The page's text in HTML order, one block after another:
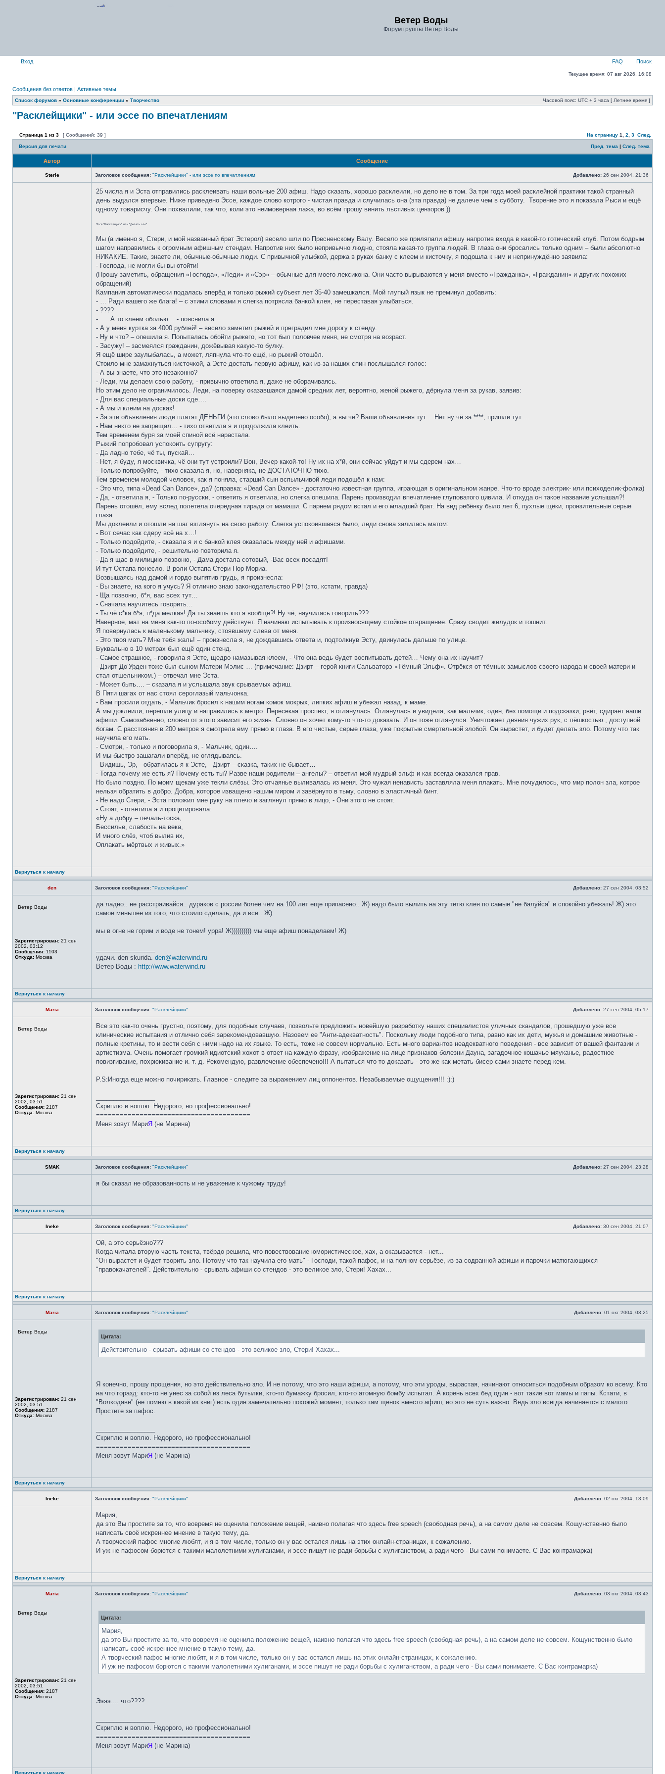
Ветер Воды
Форум группы Ветер Воды
Вход FAQ Поиск
Текущее время: 07 авг 2026, 16:08
Сообщения без ответов | Активные темы
Список форумов » Основные конференции » Творчество Часовой пояс: UTC + 3 часа [ Летнее время ]
"Расклейщики" - или эссе по впечатлениям
Страница 1 из 3 [ Сообщений: 39 ] На страницу 1 2 3 След.
Версия для печати Пред. тема | След. тема
Автор Сообщение
Sterie Заголовок сообщения: "Расклейщики" - или эссе по впечатлениям Добавлено: 26 сен 2004, 21:36
25 числа я и Эста отправились расклеивать наши вольные 200 афиш. Надо сказать, хорошо расклеили, но дело не в том. За три года моей расклейной практики такой странный
день выдался впервые. Ниже приведено Эссе, каждое слово котрого - чистая правда и случилась она (эта правда) не далече чем в субботу. Творение это я показала Рыси и ещё
одному товарисчу. Они похвалили, так что, коли это неимоверная лажа, во всём прошу винить льстивых цензоров ))
Эссе "Расклещики" или "Делать зло"
Мы (а именно я, Стери, и мой названный брат Эстерол) весело шли по Пресненскому Валу. Весело же приляпали афишу напротив входа в какой-то готический клуб. Потом бодрым
шагом направились к огромным афишным стендам. Напротив них было непривычно людно, стояла какая-то группа людей. В глаза они бросались только одним – были абсолютно
НИКАКИЕ. Такие, знаете ли, обычные-обычные люди. С привычной улыбкой, держа в руках банку с клеем и кисточку, я подошла к ним и непринуждённо заявила:
- Господа, не могли бы вы отойти!
(Прошу заметить, обращения «Господа», «Леди» и «Сэр» – обычные для моего лексикона. Они часто вырываются у меня вместо «Гражданка», «Гражданин» и других похожих
обращений)
Кампания автоматически подалась вперёд и только рыжий субъект лет 35-40 замешкался. Мой глупый язык не преминул добавить:
- … Ради вашего же блага! – с этими словами я слегка потрясла банкой клея, не переставая улыбаться.
- ????
- …. А то клеем оболью… - пояснила я.
- А у меня куртка за 4000 рублей! – весело заметил рыжий и преградил мне дорогу к стенду.
- Ну и что? – опешила я. Попыталась обойти рыжего, но тот был половчее меня, не смотря на возраст.
- Засужу! – засмеялся гражданин, дожёвывая какую-то булку.
Я ещё шире заулыбалась, а может, ляпнула что-то ещё, но рыжий отошёл.
Стоило мне замахнуться кисточкой, а Эсте достать первую афишу, как из-за наших спин послышался голос:
- А вы знаете, что это незаконно?
- Леди, мы делаем свою работу, - привычно ответила я, даже не оборачиваясь.
Но этим дело не ограничилось. Леди, на поверку оказавшаяся дамой средних лет, вероятно, женой рыжего, дёрнула меня за рукав, заявив:
- Для вас специальные доски сде….
- А мы и клеим на досках!
- За эти объявления люди платят ДЕНЬГИ (это слово было выделено особо), а вы чё? Ваши объявления тут… Нет ну чё за ****, пришли тут …
- Нам никто не запрещал… - тихо ответила я и продолжила клеить.
Тем временем буря за моей спиной всё нарастала.
Рыжий попробовал успокоить супругу:
- Да ладно тебе, чё ты, пускай…
- Нет, я буду, я москвичка, чё они тут устроили? Вон, Вечер какой-то! Ну их на х*й, они сейчас уйдут и мы сдерем нах…
- Только попробуйте, - тихо сказала я, но, наверняка, не ДОСТАТОЧНО тихо.
Тем временем молодой человек, как я поняла, старший сын вспыльчивой леди подошёл к нам:
- Это что, типа «Dead Can Dance», да? (справка: «Dead Can Dance» - достаточно известная группа, играющая в оригинальном жанре. Что-то вроде электрик- или психоделик-фолка)
- Да, - ответила я, - Только по-русски, - ответить я ответила, но слегка опешила. Парень производил впечатление глуповатого цивила. И откуда он такое название услышал?!
Парень отошёл, ему вслед полетела очередная тирада от мамаши. С парнем рядом встал и его младший брат. На вид ребёнку было лет 6, пухлые щёки, пронзительные серые
глаза.
Мы доклеили и отошли на шаг взглянуть на свою работу. Слегка успокоившаяся было, леди снова залилась матом:
- Вот сечас как сдеру всё на х…!
- Только подойдите, - сказала я и с банкой клея оказалась между ней и афишами.
- Только подойдите, - решительно повторила я.
- Да я щас в милицию позвоню, - Дама достала сотовый, -Вас всех посадят!
И тут Остапа понесло. В роли Остапа Стери Нор Мориа.
Возвышаясь над дамой и гордо выпятив грудь, я произнесла:
- Вы знаете, на кого я учусь? Я отлично знаю законодательство РФ! (это, кстати, правда)
- Ща позвоню, б*я, вас всех тут…
- Сначала научитесь говорить…
- Ты чё с*ка б*я, п*да мелкая! Да ты знаешь кто я вообще?! Ну чё, научилась говорить???
Наверное, мат на меня как-то по-особому действует. Я начинаю испытывать к произносящему стойкое отвращение. Сразу сводит желудок и тошнит.
Я повернулась к маленькому мальчику, стоявшему слева от меня.
- Это твоя мать? Мне тебя жаль! – произнесла я, не дождавшись ответа и, подтолкнув Эсту, двинулась дальше по улице.
Буквально в 10 метрах был ещё один стенд.
- Самое страшное, - говорила я Эсте, щедро намазывая клеем, - Что она ведь будет воспитывать детей… Чему она их научит?
- Дзирт До’Урден тоже был сыном Матери Мэлис … (примечание: Дзирт – герой книги Сальваторэ «Тёмный Эльф». Отрёкся от тёмных замыслов своего народа и своей матери и
стал отшельником.) – отвечал мне Эста.
- Может быть…. – сказала я и услышала звук срываемых афиш.
В Пяти шагах от нас стоял сероглазый мальчонка.
- Вам просили отдать, - Мальчик бросил к нашим ногам комок мокрых, липких афиш и убежал назад, к маме.
А мы доклеили, перешли улицу и направились к метро. Пересекая проспект, я оглянулась. Оглянулась и увидела, как мальчик, один, без помощи и подсказки, рвёт, сдирает наши
афиши. Самозабвенно, словно от этого зависит его жизнь. Словно он хочет кому-то что-то доказать. И он тоже оглянулся. Уничтожает деяния чужих рук, с лёшкостью., доступной
богам. С расстояния в 200 метров я смотрела ему прямо в глаза. В его чистые, серые глаза, уже покрытые смертельной злобой. Он вырастет, и будет делать зло. Потому что так
научила его мать.
- Смотри, - только и поговорила я, - Мальчик, один….
И мы быстро зашагали вперёд, не оглядываясь.
- Видишь, Эр, - обратилась я к Эсте, - Дзирт – сказка, таких не бывает…
- Тогда почему же есть я? Почему есть ты? Разве наши родители – ангелы? – ответил мой мудрый эльф и как всегда оказался прав.
Но было поздно. По моим щекам уже текли слёзы. Это отчаянье выливалась из меня. Это чужая ненависть заставляла меня плакать. Мне почудилось, что мир полон зла, котрое
нельзя обратить в добро. Добра, которое изващено нашим миром и завёрнуто в тьму, словно в эластичный бинт.
- Не надо Стери, - Эста положил мне руку на плечо и заглянул прямо в лицо, - Они этого не стоят.
- Стоят, - ответила я и процитировала:
«Ну а добру – печаль-тоска,
Бессилье, слабость на века,
И много слёз, чтоб вылив их,
Оплакать мёртвых и живых.»
Вернуться к началу
den Заголовок сообщения: "Расклейщики" Добавлено: 27 сен 2004, 03:52
Ветер Воды
Зарегистрирован: 21 сен
2002, 03:12
Сообщения: 1103
Откуда: Москва
да ладно.. не расстраивайся.. дураков с россии более чем на 100 лет еще припасено.. Ж) надо было вылить на эту тетю клея по самые "не балуйся" и спокойно убежать! Ж) это
самое меньшее из того, что стоило сделать, да и все.. Ж)
мы в огне не горим и воде не тонем! урра! Ж)))))))))) мы еще афиш понаделаем! Ж)
удачи. den skurida. den@waterwind.ru
Ветер Воды : http://www.waterwind.ru
Вернуться к началу
Maria Заголовок сообщения: "Расклейщики" Добавлено: 27 сен 2004, 05:17
Ветер Воды
Зарегистрирован: 21 сен
2002, 03:51
Сообщения: 2187
Откуда: Москва
Все это как-то очень грустно, поэтому, для подобных случаев, позвольте предложить новейшую разработку наших специалистов уличных скандалов, прошедшую уже все
клинические испытания и отлично себя зарекомендовавшую. Назовем ее "Анти-адекватность". Поскольку люди подобного типа, равно как их дети, мужья и домашние животные -
полные кретины, то и вести себя с ними надо на их языке. То есть, тоже не совсем нормально. Есть много вариантов неадекватного поведения - все зависит от вашей фантазии и
артистизма. Очень помогает громкий идиотский хохот в ответ на каждую фразу, изображение на лице признаков болезни Дауна, загадочное кошачье мяуканье, радостное
повизгивание, похрюкивание и. т. д. Рекомендую, развлечение обеспечено!!! А пытаться что-то доказать - это же как метать бисер сами знаете перед кем.
P.S:Иногда еще можно почирикать. Главное - следите за выражением лиц оппонентов. Незабываемые ощущения!!! :):)
Скриплю и воплю. Недорого, но профессионально!
=======================================
Меня зовут МариЯ (не Марина)
Вернуться к началу
SMAK Заголовок сообщения: "Расклейщики" Добавлено: 27 сен 2004, 23:28
я бы сказал не образованность и не уважение к чужому труду!
Вернуться к началу
Ineke Заголовок сообщения: "Расклейщики" Добавлено: 30 сен 2004, 21:07
Ой, а это серьёзно???
Когда читала вторую часть текста, твёрдо решила, что повествование юмористическое, хах, а оказывается - нет...
"Он вырастет и будет творить зло. Потому что так научила его мать" - Господи, такой пафос, и на полном серьёзе, из-за содранной афиши и парочки матюгающихся
"правокачателей". Действительно - срывать афиши со стендов - это великое зло, Стери! Хахах...
Вернуться к началу
Maria Заголовок сообщения: "Расклейщики" Добавлено: 01 окт 2004, 03:25
Ветер Воды
Зарегистрирован: 21 сен
2002, 03:51
Сообщения: 2187
Откуда: Москва
Цитата:
Действительно - срывать афиши со стендов - это великое зло, Стери! Хахах...
Я конечно, прошу прощения, но это действительно зло. И не потому, что это наши афиши, а потому, что эти уроды, вырастая, начинают относиться подобным образом ко всему. Кто
на что горазд: кто-то не унес за собой из леса бутылки, кто-то бумажку бросил, кто-то атомную бомбу испытал. А корень всех бед один - вот такие вот мамы и папы. Кстати, в
"Волкодаве" (не помню в какой из книг) есть один замечательно похожий момент, только там щенок вместо афиш, но это не суть важно. Ведь зло всегда начинается с малого.
Простите за пафос.
Скриплю и воплю. Недорого, но профессионально!
=======================================
Меня зовут МариЯ (не Марина)
Вернуться к началу
Ineke Заголовок сообщения: "Расклейщики" Добавлено: 02 окт 2004, 13:09
Мария,
да это Вы простите за то, что вовремя не оценила положение вещей, наивно полагая что здесь free speech (свободная речь), а на самом деле не совсем. Кощунственно было
написать своё искреннее мнение в такую тему, да.
А творческий пафос многие любят, и я в том числе, только он у вас остался лишь на этих онлайн-страницах, к сожалению.
И уж не пафосом борются с такими малолетними хулиганами, и эссе пишут не ради борьбы с хулиганством, а ради чего - Вы сами понимаете. С Вас контрамарка)
Вернуться к началу
Maria Заголовок сообщения: "Расклейщики" Добавлено: 03 окт 2004, 03:43
Ветер Воды
Зарегистрирован: 21 сен
2002, 03:51
Сообщения: 2187
Откуда: Москва
Цитата:
Мария,
да это Вы простите за то, что вовремя не оценила положение вещей, наивно полагая что здесь free speech (свободная речь), а на самом деле не совсем. Кощунственно было
написать своё искреннее мнение в такую тему, да.
А творческий пафос многие любят, и я в том числе, только он у вас остался лишь на этих онлайн-страницах, к сожалению.
И уж не пафосом борются с такими малолетними хулиганами, и эссе пишут не ради борьбы с хулиганством, а ради чего - Вы сами понимаете. С Вас контрамарка)
Ээээ.... что????
Скриплю и воплю. Недорого, но профессионально!
=======================================
Меня зовут МариЯ (не Марина)
Вернуться к началу